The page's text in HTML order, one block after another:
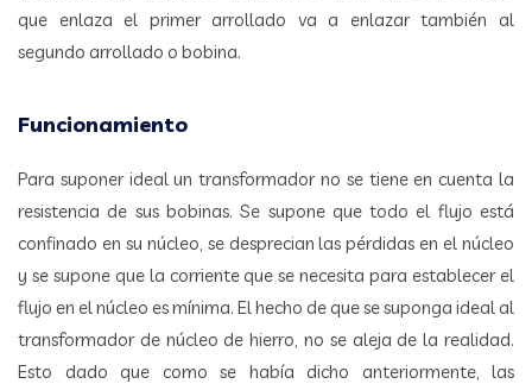
que enlaza el primer arrollado va a enlazar también al
segundo arrollado o bobina.
Funcionamiento
Para suponer ideal un transformador no se tiene en cuenta la
resistencia de sus bobinas. Se supone que todo el flujo está
confinado en su núcleo, se desprecian las pérdidas en el núcleo
y se supone que la corriente que se necesita para establecer el
flujo en el núcleo es mínima. El hecho de que se suponga ideal al
transformador de núcleo de hierro, no se aleja de la realidad.
Esto dado que como se había dicho anteriormente, las